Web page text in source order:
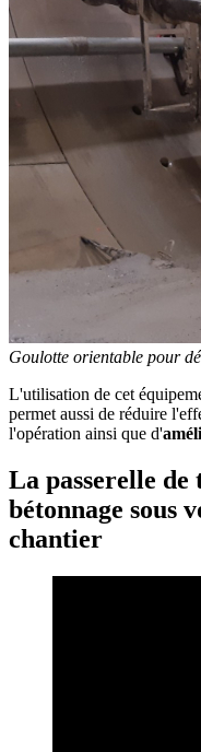
Goulotte orientable pour
L'utilisation de cet
permet aussi de réduire
l'opération ainsi que d'
La passerelle
bétonnage sous
chantier